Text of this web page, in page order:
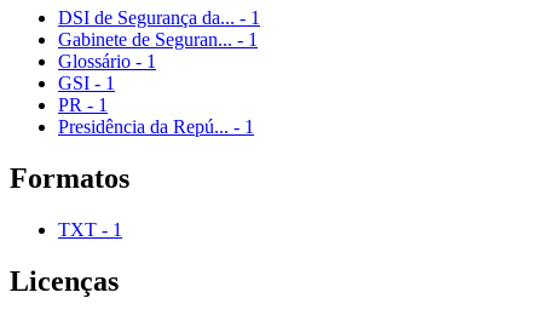
DSI de Segurança da... - 1
Gabinete de Seguran... - 1
Glossário - 1
GSI - 1
PR - 1
Presidência da Repú... - 1
Formatos
TXT - 1
Licenças